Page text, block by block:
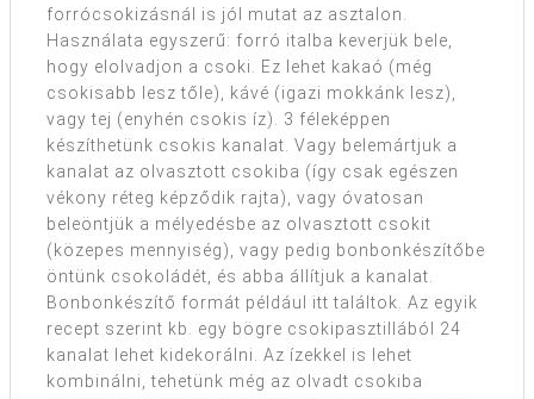
forrócsokizásnál is jól mutat az asztalon.
Használata egyszerű: forró italba keverjük bele,
hogy elolvadjon a csoki. Ez lehet kakaó (még
csokisabb lesz tőle), kávé (igazi mokkánk lesz),
vagy tej (enyhén csokis íz). 3 féleképpen
készíthetünk csokis kanalat. Vagy belemártjuk a
kanalat az olvasztott csokiba (így csak egészen
vékony réteg képződik rajta), vagy óvatosan
beleöntjük a mélyedésbe az olvasztott csokit
(közepes mennyiség), vagy pedig bonbonkészítőbe
öntünk csokoládét, és abba állítjuk a kanalat.
Bonbonkészítő formát például itt találtok. Az egyik
recept szerint kb. egy bögre csokipasztillából 24
kanalat lehet kidekorálni. Az ízekkel is lehet
kombinálni, tehetünk még az olvadt csokiba